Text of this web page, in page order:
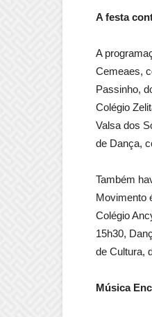
A festa
A
Cemeaes,
Passinho,
Colégio
Valsa dos
de Dança,
Também
Movimento
Colégio
15h30,
de Cultura,
Música